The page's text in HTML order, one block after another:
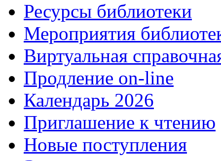
Ресурсы библиотеки
Мероприятия
Виртуальная
Продление on-line
Календарь 2026
Приглашение к чтению
Новые поступления